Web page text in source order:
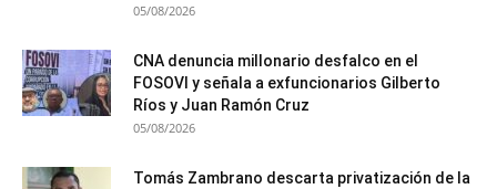
05/08/2026
CNA denuncia millonario desfalco en el
FOSOVI y señala a exfuncionarios Gilberto
Ríos y Juan Ramón Cruz
05/08/2026
Tomás Zambrano descarta privatización de la